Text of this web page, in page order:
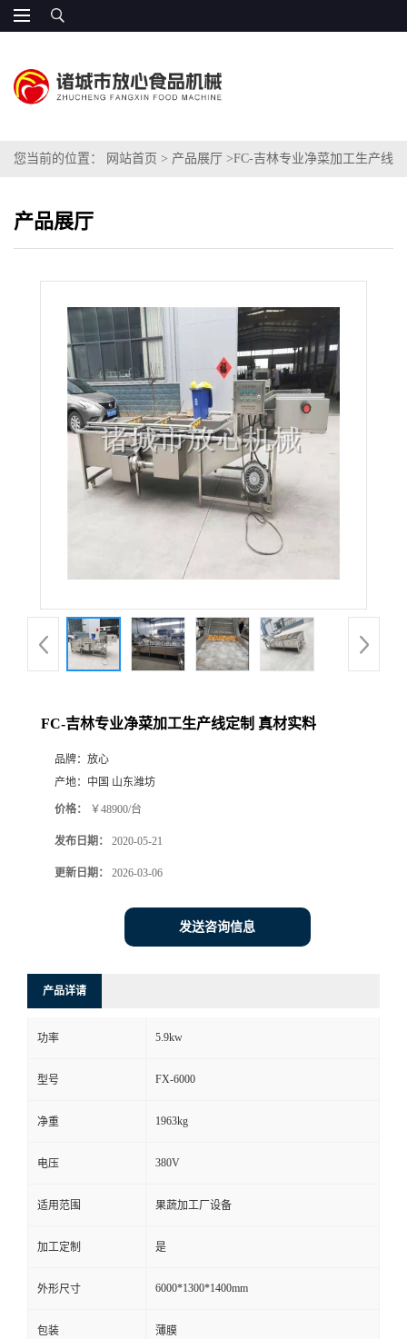
您当前的位置： 网站首页 > 产品展厅 >FC-吉林专业净菜加工生产线
产品展厅
FC-吉林专业净菜加工生产线定制 真材实料
品牌： 放心
产地： 中国 山东潍坊
价格： ￥48900/台
发布日期： 2020-05-21
更新日期： 2026-03-06
发送咨询信息
产品详请
功率 5.9kw
型号 FX-6000
净重 1963kg
电压 380V
适用范围 果蔬加工厂设备
加工定制 是
外形尺寸 6000*1300*1400mm
包装 薄膜